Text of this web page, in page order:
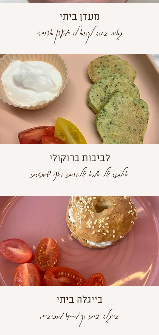
מעדן ביתי
גאיה בחרה לקרוא לו "מעדן אדום"
לביבות ברוקולי
אילתור של אמא שליוויתי ואני שיחזרתי
בייגלה ביתי
בייגלה ביתי רק מ-4 מרכיבים